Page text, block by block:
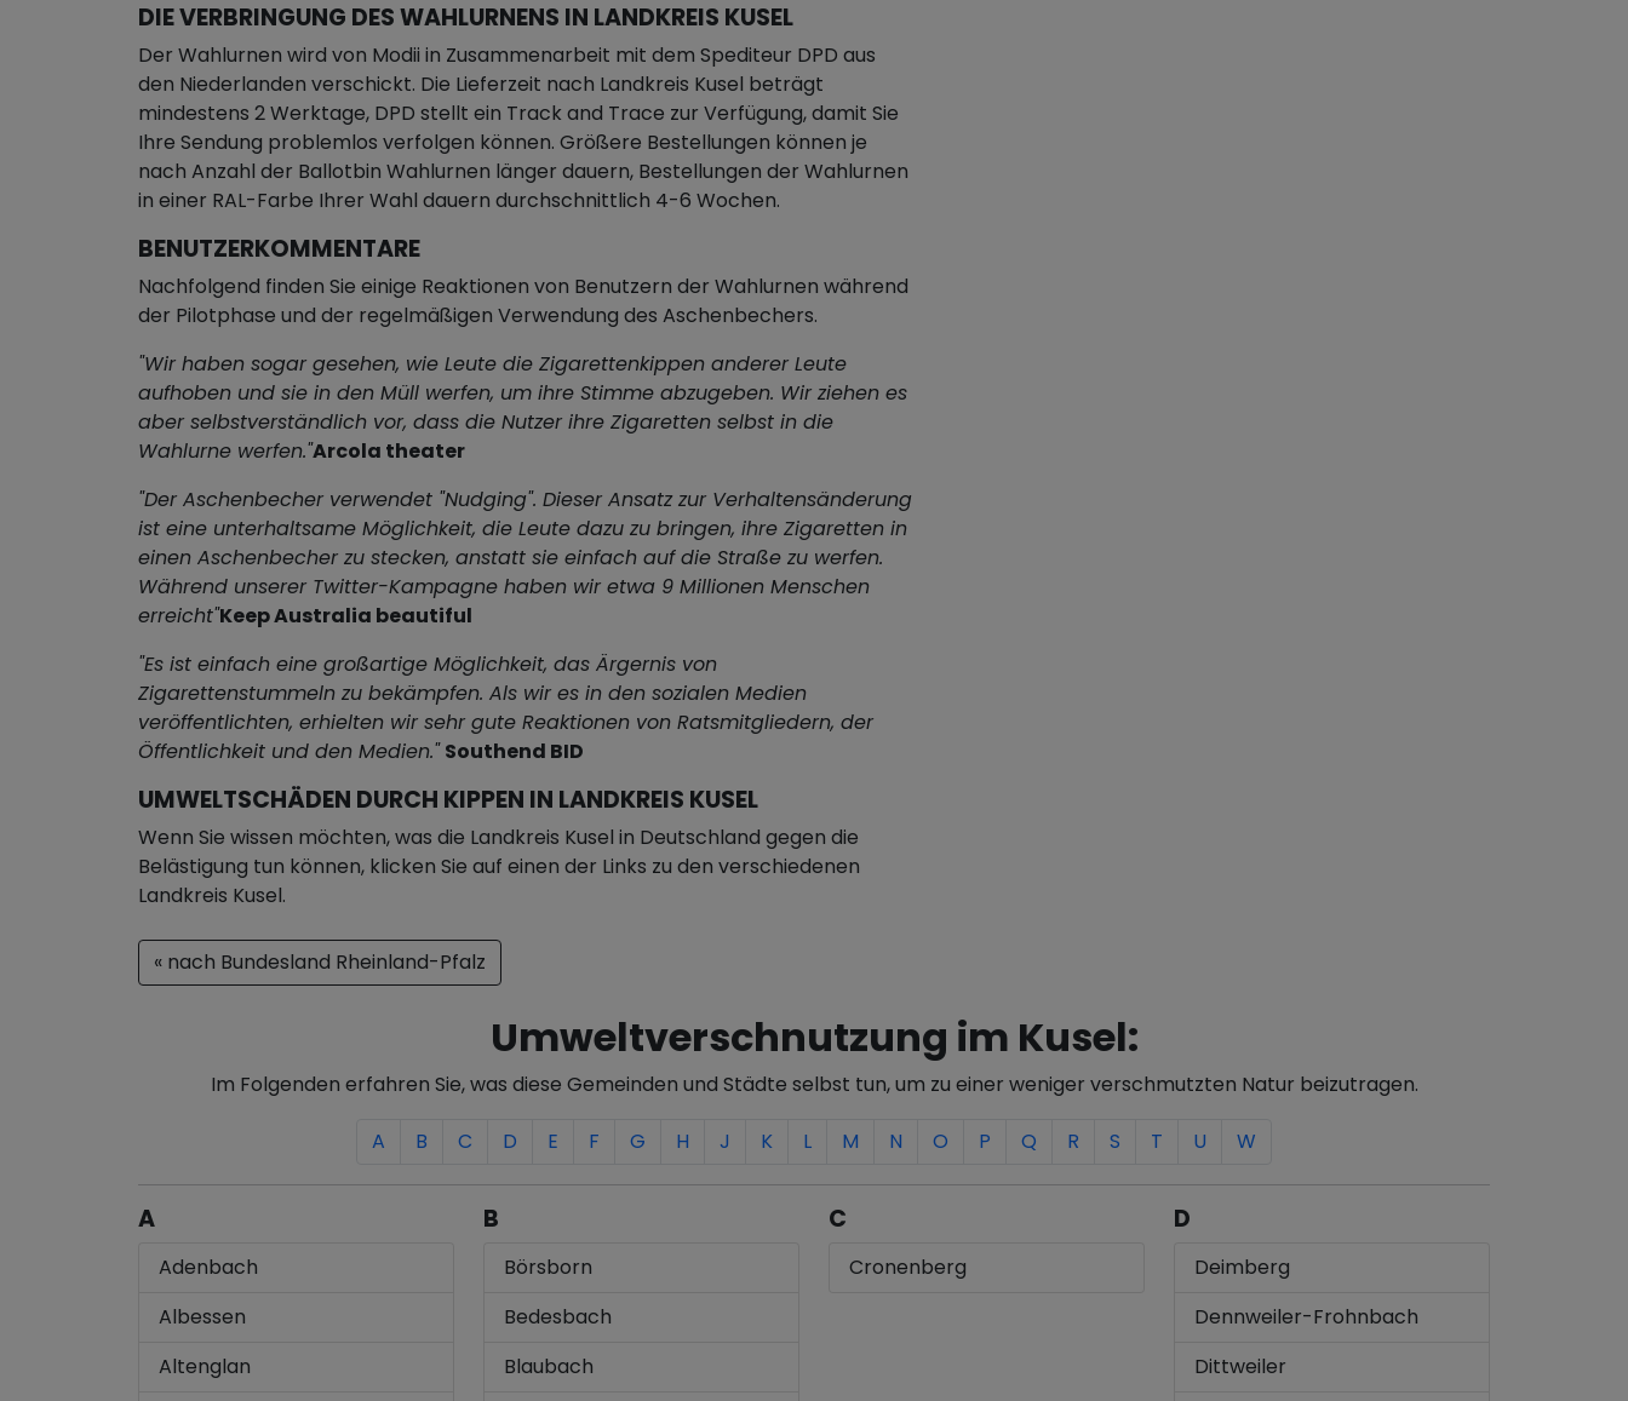
DIE VERBRINGUNG DES WAHLURNENS IN LANDKREIS KUSEL
Der Wahlurnen wird von Modii in Zusammenarbeit mit dem Spediteur DPD aus
den Niederlanden verschickt. Die Lieferzeit nach Landkreis Kusel beträgt
mindestens 2 Werktage, DPD stellt ein Track and Trace zur Verfügung, damit Sie
Ihre Sendung problemlos verfolgen können. Größere Bestellungen können je
nach Anzahl der Ballotbin Wahlurnen länger dauern, Bestellungen der Wahlurnen
in einer RAL-Farbe Ihrer Wahl dauern durchschnittlich 4-6 Wochen.
BENUTZERKOMMENTARE
Nachfolgend finden Sie einige Reaktionen von Benutzern der Wahlurnen während
der Pilotphase und der regelmäßigen Verwendung des Aschenbechers.
"Wir haben sogar gesehen, wie Leute die Zigarettenkippen anderer Leute
aufhoben und sie in den Müll werfen, um ihre Stimme abzugeben. Wir ziehen es
aber selbstverständlich vor, dass die Nutzer ihre Zigaretten selbst in die
Wahlurne werfen."Arcola theater
"Der Aschenbecher verwendet "Nudging". Dieser Ansatz zur Verhaltensänderung
ist eine unterhaltsame Möglichkeit, die Leute dazu zu bringen, ihre Zigaretten in
einen Aschenbecher zu stecken, anstatt sie einfach auf die Straße zu werfen.
Während unserer Twitter-Kampagne haben wir etwa 9 Millionen Menschen
erreicht"Keep Australia beautiful
"Es ist einfach eine großartige Möglichkeit, das Ärgernis von
Zigarettenstummeln zu bekämpfen. Als wir es in den sozialen Medien
veröffentlichten, erhielten wir sehr gute Reaktionen von Ratsmitgliedern, der
Öffentlichkeit und den Medien." Southend BID
UMWELTSCHÄDEN DURCH KIPPEN IN LANDKREIS KUSEL
Wenn Sie wissen möchten, was die Landkreis Kusel in Deutschland gegen die
Belästigung tun können, klicken Sie auf einen der Links zu den verschiedenen
Landkreis Kusel.
« nach Bundesland Rheinland-Pfalz
Umweltverschnutzung im Kusel:
Im Folgenden erfahren Sie, was diese Gemeinden und Städte selbst tun, um zu einer weniger verschmutzten Natur beizutragen.
A B C D E F G H J K L M N O P Q R S T U W
A
Adenbach
Albessen
Altenglan
B
Börsborn
Bedesbach
Blaubach
C
Cronenberg
D
Deimberg
Dennweiler-Frohnbach
Dittweiler